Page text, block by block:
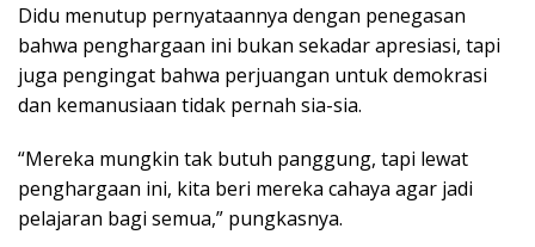
Didu menutup pernyataannya dengan penegasan
bahwa penghargaan ini bukan sekadar apresiasi, tapi
juga pengingat bahwa perjuangan untuk demokrasi
dan kemanusiaan tidak pernah sia-sia.
“Mereka mungkin tak butuh panggung, tapi lewat
penghargaan ini, kita beri mereka cahaya agar jadi
pelajaran bagi semua,” pungkasnya.